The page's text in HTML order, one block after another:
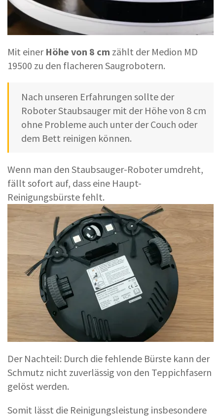
Mit einer Höhe von 8 cm zählt der Medion MD
19500 zu den flacheren Saugrobotern.
Nach unseren Erfahrungen sollte der
Roboter Staubsauger mit der Höhe von 8 cm
ohne Probleme auch unter der Couch oder
dem Bett reinigen können.
Wenn man den Staubsauger-Roboter umdreht,
fällt sofort auf, dass eine Haupt-
Reinigungsbürste fehlt.
Der Nachteil: Durch die fehlende Bürste kann der
Schmutz nicht zuverlässig von den Teppichfasern
gelöst werden.
Somit lässt die Reinigungsleistung insbesondere